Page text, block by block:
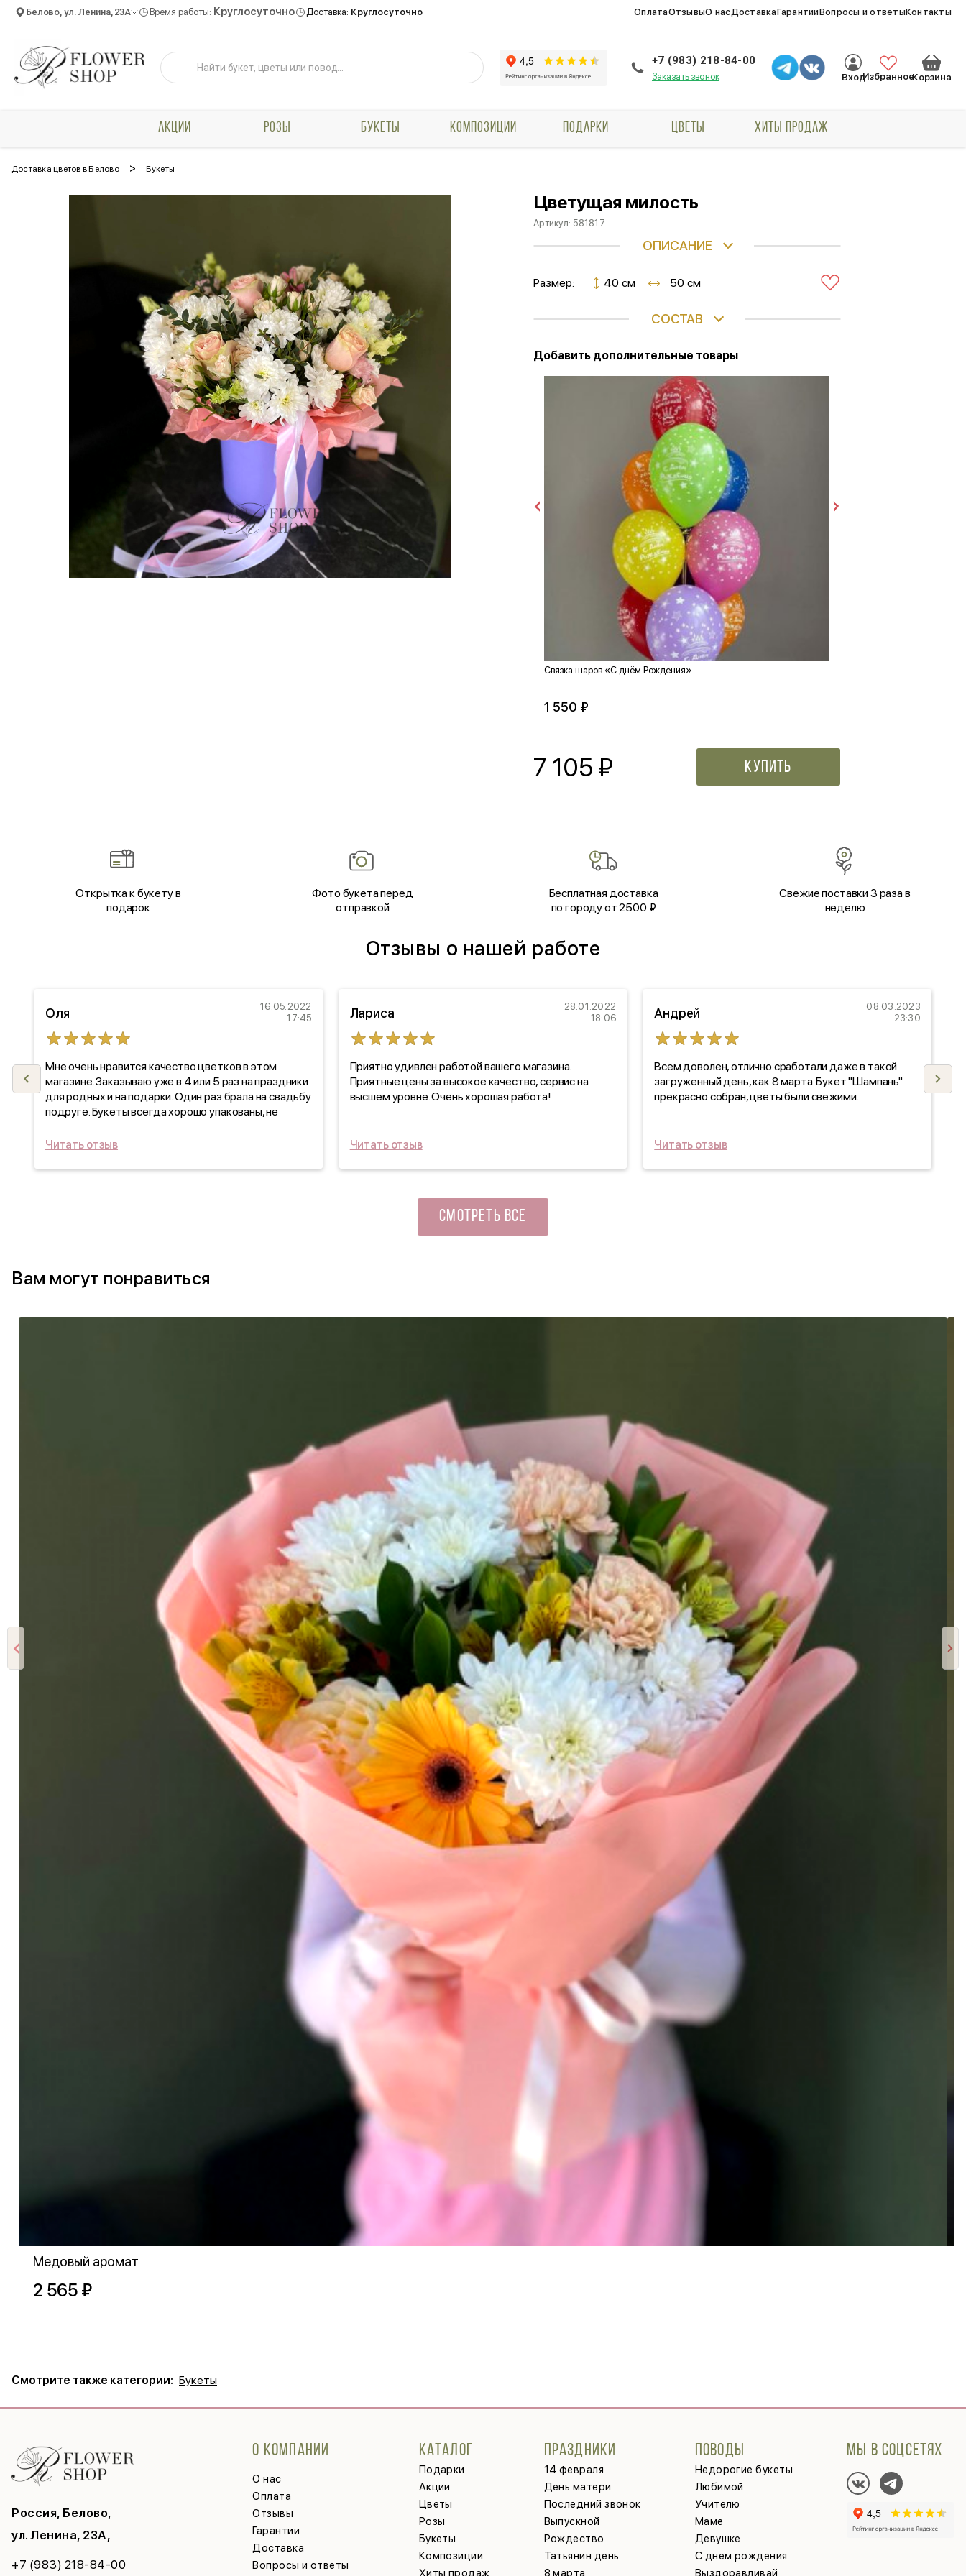
Белово, ул. Ленина, 23А Время работы: Круглосуточно Доставка: Круглосуточно ОплатаОтзывыО насДоставкаГарантииВопросы и ответыКонтакты
+7 (983) 218-84-00
Заказать звонок ВходИзбранноеКорзина
АКЦИИ РОЗЫ БУКЕТЫ КОМПОЗИЦИИ ПОДАРКИ ЦВЕТЫ ХИТЫ ПРОДАЖ
Доставка цветов в Белово > Букеты
Цветущая милость
Артикул: 581817
ОПИСАНИЕ
Размер: 40 см 50 см
СОСТАВ
Добавить дополнительные товары
Связка шаров «С днём Рождения»
1 550 ₽
7 105 ₽ Купить
Открытка к букету в
подарок
Фото букета перед
отправкой
Бесплатная доставка
по городу от 2500 ₽
Свежие поставки 3 раза в
неделю
Отзывы о нашей работе
Оля
16.05.2022
17:45
Мне очень нравится качество цветков в этом
магазине. Заказываю уже в 4 или 5 раз на праздники
для родных и на подарки. Один раз брала на свадьбу
подруге. Букеты всегда хорошо упакованы, не
Цветы потом стоят долго.
Читать отзыв
Лариса
28.01.2022
18:06
Приятно удивлен работой вашего магазина.
Приятные цены за высокое качество, сервис на
высшем уровне. Очень хорошая работа!
Читать отзыв
Андрей
08.03.2023
23:30
Всем доволен, отлично сработали даже в такой
загруженный день, как 8 марта. Букет "Шампань"
прекрасно собран, цветы были свежими.
Читать отзыв
СМОТРЕТЬ ВСЕ
Вам могут понравиться
Медовый аромат
2 565 ₽
Смотрите также категории: Букеты
Россия, Белово,
ул. Ленина, 23А,
+7 (983) 218-84-00
О КОМПАНИИ
О нас
Оплата
Отзывы
Гарантии
Доставка
Вопросы и ответы
КАТАЛОГ
Подарки
Акции
Цветы
Розы
Букеты
Композиции
Хиты продаж
ПРАЗДНИКИ
14 февраля
День матери
Последний звонок
Выпускной
Рождество
Татьянин день
8 марта
ПОВОДЫ
Недорогие букеты
Любимой
Учителю
Маме
Девушке
С днем рождения
Выздоравливай
МЫ В СОЦСЕТЯХ